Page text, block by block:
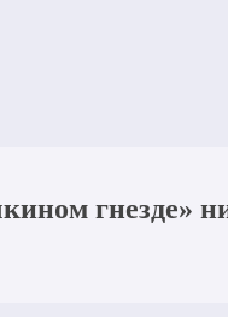
гнезде»